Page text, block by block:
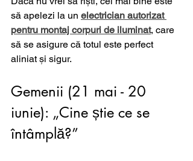
să apelezi la un electrician autorizat
pentru montaj corpuri de iluminat, care
să se asigure că totul este perfect
aliniat și sigur.
Gemenii (21 mai - 20
iunie): „Cine știe ce se
întâmplă?”